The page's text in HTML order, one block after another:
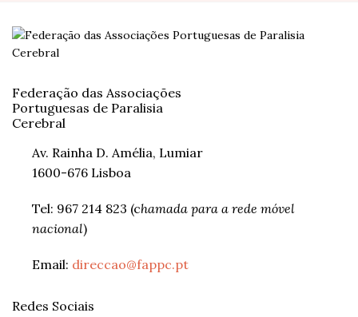
Federação das Associações
Portuguesas de Paralisia
Cerebral
Av. Rainha D. Amélia, Lumiar
1600-676 Lisboa
Tel: 967 214 823 (chamada para a rede móvel
nacional)
Email: direccao@fappc.pt
Redes Sociais